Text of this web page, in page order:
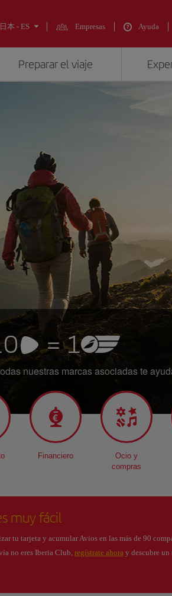
日本 - ES Empresas Ayuda
Preparar el viaje
nuestras marcas asociadas te
Financiero
Ocio y
compras
muy fácil
tu tarjeta y acumular Avios en las más de 90
no eres Iberia Club, regístrate ahora y descubre un